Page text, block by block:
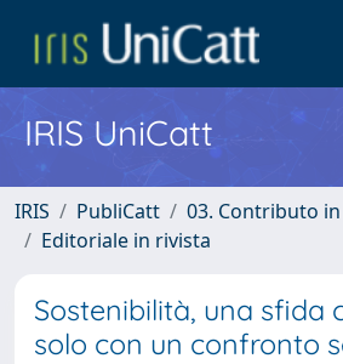
IRIS UniCatt
IRIS PubliCatt
03. Contributo
Editoriale in rivista
Sostenibilità, una sfida
solo con un confronto